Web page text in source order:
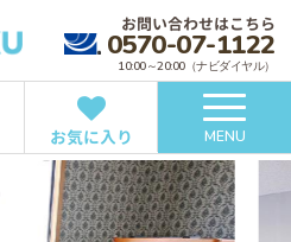
お問い合わせはこちら
0570-07-1122
10:00～20:00（ナビダイヤル）
お気に入り MENU